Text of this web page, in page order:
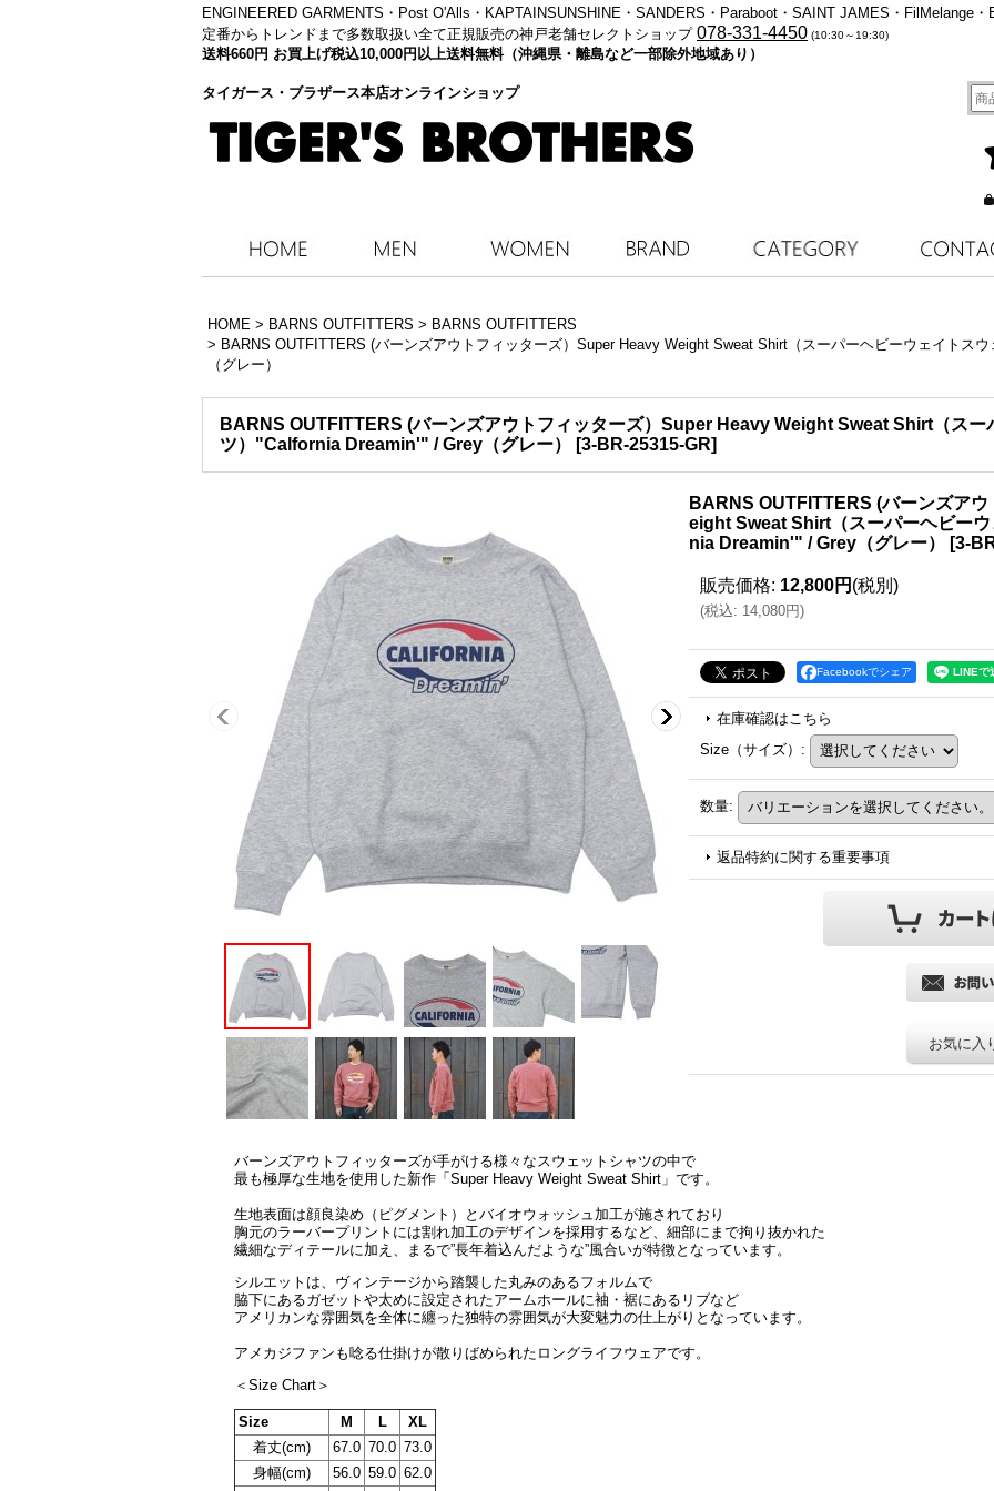
ENGINEERED GARMENTS・ Post O'Alls・KAPTAINSUNSHINE・SANDERS・Paraboot・SAINT JAMES・FilMelange・
定番からトレンドまで多数取扱い全て正規販売の神戸老舗セレクトショップ 078-331-4450 (10:30～19:30)
送料660円 お買上げ税込10,000円以上送料無料（沖縄県・離島など一部除外地域あり）
タイガース・ブラザース本店オンラインショップ
HOME > BARNS OUTFITTERS > BARNS OUTFITTERS
> BARNS OUTFITTERS (バーンズアウトフィッターズ）Super Heavy Weight Sweat Shirt（スーパーヘビーウェイトス
（グレー）
BARNS OUTFITTERS (バーンズアウトフィッターズ）Super Heavy Weight Sweat Shirt（スー
ツ）"Calfornia Dreamin'" / Grey（グレー）
[3-BR-25315-GR]
BARNS OUTFITTERS (バーンズア
eight Sweat Shirt（スーパーヘビー
nia Dreamin'" / Grey（グレー）
[3-
販売価格: 12,800円 (税別)
(税込: 14,080円)
Facebookでシェア
在庫確認はこちら
Size（サイズ） :
数量:
返品特約に関する重要事項
お気に入
バーンズアウトフィッターズが手がける様々なスウェットシャツの中で
最も極厚な生地を使用した新作「Super Heavy Weight Sweat Shirt」です。
生地表面は顔良染め（ピグメント）とバイオウォッシュ加工が施されており
胸元のラーバープリントには割れ加工のデザインを採用するなど、細部にまで拘り抜かれた
繊細なディテールに加え、まるで”長年着込んだような”風合いが特徴となっています。
シルエットは、ヴィンテージから踏襲した丸みのあるフォルムで
脇下にあるガゼットや太めに設定されたアームホールに袖・裾にあるリブなど
アメリカンな雰囲気を全体に纏った独特の雰囲気が大変魅力の仕上がりとなっています。
アメカジファンも唸る仕掛けが散りばめられたロングライフウェアです。
＜Size Chart＞
Size M L
XL
着丈(cm)
67.0 70.0 73.0
身幅(cm)
56.0 59.0 62.0